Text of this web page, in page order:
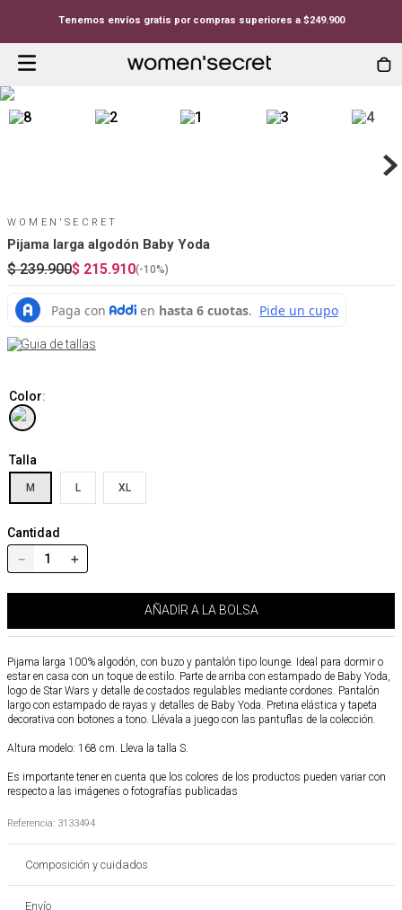
Tenemos envíos gratis por compras superiores a $249.900
WOMEN'SECRET
Pijama larga algodón Baby Yoda
$ 239.900$ 215.910(-10%)
Guia de tallas
Color:
Talla
M L XL
Cantidad
＋
－
AÑADIR A LA BOLSA
Pijama larga 100% algodón, con buzo y pantalón tipo lounge. Ideal para dormir o
estar en casa con un toque de estilo. Parte de arriba con estampado de Baby Yoda,
logo de Star Wars y detalle de costados regulables mediante cordones. Pantalón
largo con estampado de rayas y detalles de Baby Yoda. Pretina elástica y tapeta
decorativa con botones a tono. Llévala a juego con las pantuflas de la colección.
Altura modelo: 168 cm. Lleva la talla S.
Es importante tener en cuenta que los colores de los productos pueden variar con
respecto a las imágenes o fotografías publicadas
Referencia: 3133494
Composición y cuidados
Envío